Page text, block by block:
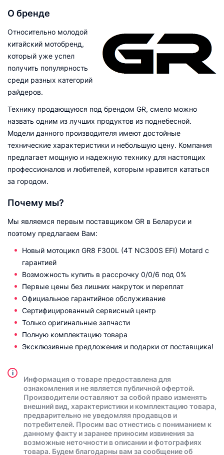
О бренде
Относительно молодой
китайский мотобренд,
который уже успел
получить популярность
среди разных категорий
райдеров.
Технику продающуюся под брендом GR, смело можно
назвать одним из лучших продуктов из поднебесной.
Модели данного производителя имеют достойные
технические характеристики и небольшую цену. Компания
предлагает мощную и надежную технику для настоящих
профессионалов и любителей, которым нравится кататься
за городом.
Почему мы?
Мы являемся первым поставщиком GR в Беларуси и
поэтому предлагаем Вам:
Новый мотоцикл GR8 F300L (4T NC300S EFI) Motard с
гарантией
Возможность купить в рассрочку 0/0/6 под 0%
Первые цены без лишних накруток и переплат
Официальное гарантийное обслуживание
Сертифицированный сервисный центр
Только оригинальные запчасти
Полную комплектацию товара
Эксклюзивные предложения и подарки от поставщика!
i
Информация о товаре предоставлена для
ознакомления и не является публичной офертой.
Производители оставляют за собой право изменять
внешний вид, характеристики и комплектацию товара,
предварительно не уведомляя продавцов и
потребителей. Просим вас отнестись с пониманием к
данному факту и заранее приносим извинения за
возможные неточности в описании и фотографиях
товара. Будем благодарны вам за сообщение об